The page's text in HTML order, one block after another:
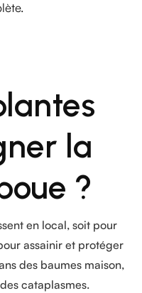
la
?
en local, soit pour
assainir et protéger
des baumes maison,
cataplasmes.